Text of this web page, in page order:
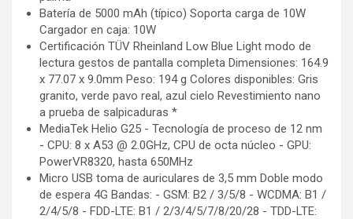
Batería de 5000 mAh (típico) Soporta carga de 10W
Cargador en caja: 10W
Certificación TÜV Rheinland Low Blue Light modo de
lectura gestos de pantalla completa Dimensiones: 164.9
x 77.07 x 9.0mm Peso: 194 g Colores disponibles: Gris
granito, verde pavo real, azul cielo Revestimiento nano
a prueba de salpicaduras *
MediaTek Helio G25 - Tecnología de proceso de 12 nm
- CPU: 8 x A53 @ 2.0GHz, CPU de octa núcleo - GPU:
PowerVR8320, hasta 650MHz
Micro USB toma de auriculares de 3,5 mm Doble modo
de espera 4G Bandas: - GSM: B2 / 3/5/8 - WCDMA: B1 /
2/4/5/8 - FDD-LTE: B1 / 2/3/4/5/7/8/20/28 - TDD-LTE: